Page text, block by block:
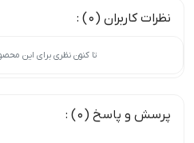
نظرات کاربران (0) :
تا کنون نظری برای این
پرسش و پاسخ (0) :